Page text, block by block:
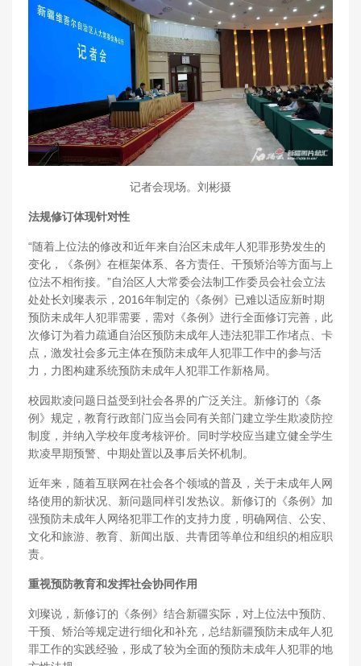
记者会现场。刘彬摄
法规修订体现针对性
“随着上位法的修改和近年来自治区未成年人犯罪形势发生的
变化，《条例》在框架体系、各方责任、干预矫治等方面与上
位法不相衔接。”自治区人大常委会法制工作委员会社会立法
处处长刘璨表示，2016年制定的《条例》已难以适应新时期
预防未成年人犯罪需要，需对《条例》进行全面修订完善，此
次修订为着力疏通自治区预防未成年人违法犯罪工作堵点、卡
点，激发社会多元主体在预防未成年人犯罪工作中的参与活
力，力图构建系统预防未成年人犯罪工作新格局。
校园欺凌问题日益受到社会各界的广泛关注。新修订的《条
例》规定，教育行政部门应当会同有关部门建立学生欺凌防控
制度，并纳入学校年度考核评价。同时学校应当建立健全学生
欺凌早期预警、中期处置以及事后关怀机制。
近年来，随着互联网在社会各个领域的普及，关于未成年人网
络使用的新状况、新问题同样引发热议。新修订的《条例》加
强预防未成年人网络犯罪工作的支持力度，明确网信、公安、
文化和旅游、教育、新闻出版、共青团等单位和组织的相应职
责。
重视预防教育和发挥社会协同作用
刘璨说，新修订的《条例》结合新疆实际，对上位法中预防、
干预、矫治等规定进行细化和补充，总结新疆预防未成年人犯
罪工作的实践经验，形成了较为全面的预防未成年人犯罪的地